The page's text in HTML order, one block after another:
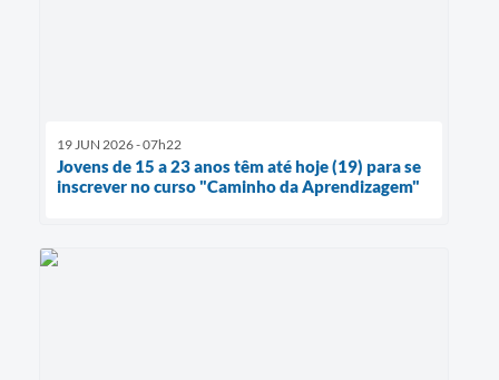
19 JUN 2026 - 07h22
Jovens de 15 a 23 anos têm até hoje (19) para se
inscrever no curso "Caminho da Aprendizagem"